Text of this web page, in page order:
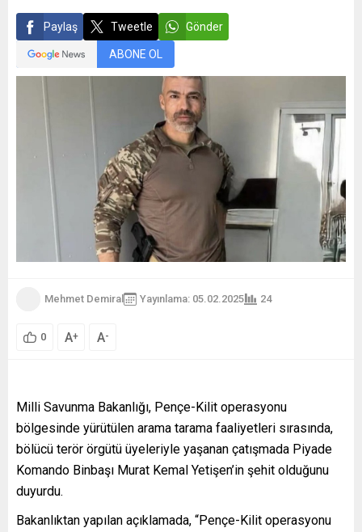
Paylaş Tweetle Gönder
ABONE OL
Mehmet Demiral Yayınlama: 05.02.2025 24
0 A+ A-
Milli Savunma Bakanlığı, Pençe-Kilit operasyonu
bölgesinde yürütülen arama tarama faaliyetleri sırasında,
bölücü terör örgütü üyeleriyle yaşanan çatışmada Piyade
Komando Binbaşı Murat Kemal Yetişen’in şehit olduğunu
duyurdu.
Bakanlıktan yapılan açıklamada, “Pençe-Kilit operasyonu